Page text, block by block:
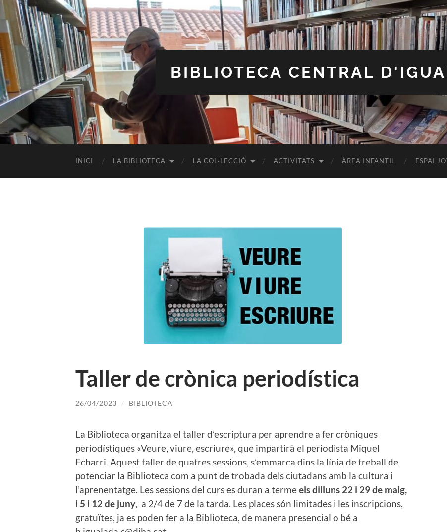
BIBLIOTECA CENTRAL
INICI LA BIBLIOTECA LA COL·LECCIÓ ACTIVITATS ÀREA INFANTIL ESPAI
Taller de crònica periodística
26/04/2023 / BIBLIOTECA
La Biblioteca organitza el taller d’escriptura per aprendre a fer cròniques
periodístiques «Veure, viure, escriure», que impartirà el periodista Miquel
Echarri. Aquest taller de quatres sessions, s’emmarca dins la línia de treball de
potenciar la Biblioteca com a punt de trobada dels ciutadans amb la cultura i
l’aprenentatge. Les sessions del curs es duran a termeels dilluns 22 i 29 de maig,
i 5 i 12 de juny, a 2/4 de 7 de la tarda. Les places són limitades i les inscripcions,
gratuïtes, ja es poden fer a la Biblioteca, de manera presencial o bé a